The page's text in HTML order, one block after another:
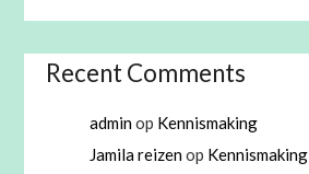
Recent Comments
adminop Kennismaking
Jamila reizenop Kennismaking